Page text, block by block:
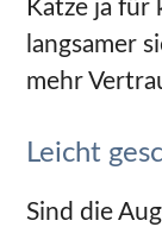
Katze ja für
langsamer
mehr
Leicht
Sind die